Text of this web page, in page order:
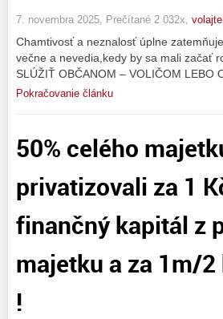
7. novembra 2025, Prečítané 2 032x,
Chamtivosť a neznalosť úplne
večne a nevedia,kedy by sa mali začať
SLÚŽIŤ OBČANOM – VOLIČOM LEBO
Pokračovanie článku
50% celého
privatizovali za 1
finančný kapitál z
majetku a za 1m/
!